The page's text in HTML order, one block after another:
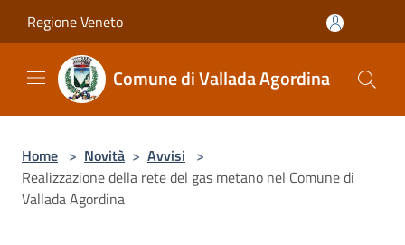
Regione Veneto
Comune di Vallada Agordina
Home > Novità > Avvisi >
Realizzazione della rete del gas metano nel Comune di
Vallada Agordina